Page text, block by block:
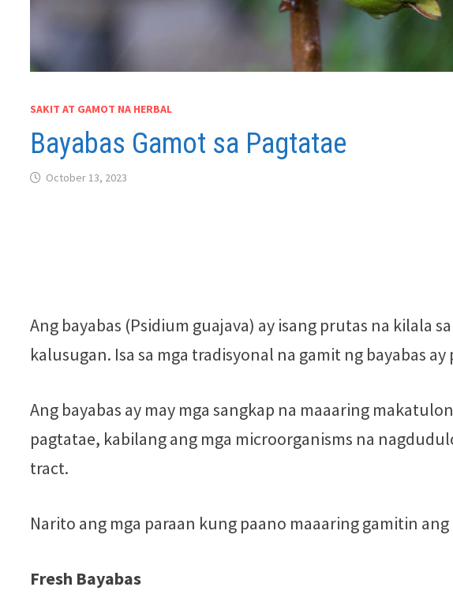
SAKIT AT GAMOT NA HERBAL
Bayabas Gamot sa Pagtatae
October 13, 2023
Ang bayabas (Psidium guajava) ay isang prutas na kilala
kalusugan. Isa sa mga tradisyonal na gamit ng bayabas
Ang bayabas ay may mga sangkap na maaaring
pagtatae, kabilang ang mga microorganisms na
tract.
Narito ang mga paraan kung paano maaaring gamitin ang
Fresh Bayabas